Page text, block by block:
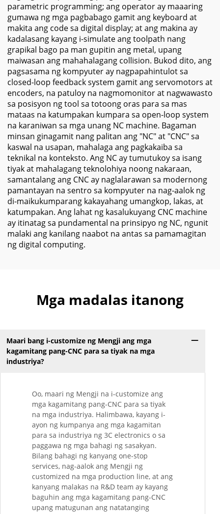
parametric programming; ang operator ay maaaring
gumawa ng mga pagbabago gamit ang keyboard at
makita ang code sa digital display; at ang makina ay
kadalasang kayang i-simulate ang toolpath nang
grapikal bago pa man gupitin ang metal, upang
maiwasan ang mahahalagang collision. Bukod dito, ang
pagsasama ng kompyuter ay nagpapahintulot sa
closed-loop feedback system gamit ang servomotors at
encoders, na patuloy na nagmomonitor at nagwawasto
sa posisyon ng tool sa totoong oras para sa mas
mataas na katumpakan kumpara sa open-loop system
na karaniwan sa mga unang NC machine. Bagaman
minsan ginagamit nang palitan ang "NC" at "CNC" sa
kaswal na usapan, mahalaga ang pagkakaiba sa
teknikal na konteksto. Ang NC ay tumutukoy sa isang
tiyak at mahalagang teknolohiya noong nakaraan,
samantalang ang CNC ay naglalarawan sa modernong
pamantayan na sentro sa kompyuter na nag-aalok ng
di-maikukumparang kakayahang umangkop, lakas, at
katumpakan. Ang lahat ng kasalukuyang CNC machine
ay itinatag sa pundamental na prinsipyo ng NC, ngunit
malaki ang kanilang naabot na antas sa pamamagitan
ng digital computing.
Mga madalas itanong
Maari bang i-customize ng Mengji ang mga
kagamitang pang-CNC para sa tiyak na mga
industriya?
Oo, maari ng Mengji na i-customize ang
mga kagamitang pang-CNC para sa tiyak
na mga industriya. Halimbawa, kayang i-
ayon ng kumpanya ang mga kagamitan
para sa industriya ng 3C electronics o sa
paggawa ng mga bahagi ng sasakyan.
Bilang bahagi ng kanyang one-stop
services, nag-aalok ang Mengji ng
customized na mga production line, at ang
kanyang malakas na R&D team ay kayang
baguhin ang mga kagamitang pang-CNC
upang matugunan ang natatanging